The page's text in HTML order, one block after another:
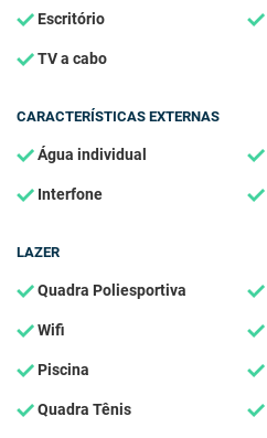
Escritório
TV a cabo
CARACTERÍSTICAS EXTERNAS
Água individual
Interfone
LAZER
Quadra Poliesportiva
Wifi
Piscina
Quadra Tênis